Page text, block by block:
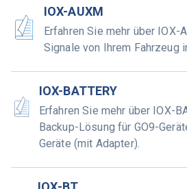
IOX-AUXM
Erfahren Sie mehr über IOX-
Signale von Ihrem Fahrzeug
IOX-BATTERY
Erfahren Sie mehr über IOX-
Backup-Lösung für GO9-
Geräte (mit Adapter).